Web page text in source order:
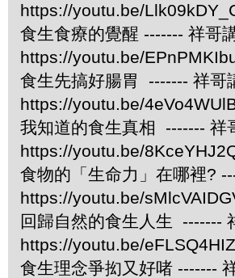
https://youtu.be/
食生食療的覺醒 ------- 祥哥
https://youtu.be/
食生先搞好腸胃 ------- 祥哥
https://youtu.be/
我知道的食生真相 ------- 祥
https://youtu.be/
食物的「生命力」在哪裡?
https://youtu.be/
回歸自然的食生人生 -------
https://youtu.be/
食生理念爭抝又好啫 -------